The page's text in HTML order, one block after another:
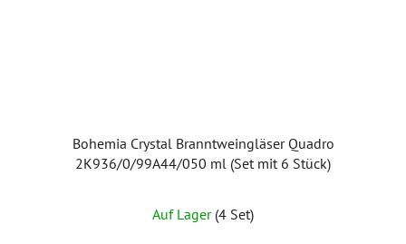
Bohemia Crystal Branntweingläser Quadro
2K936/0/99A44/050 ml (Set mit 6 Stück)
Auf Lager (4 Set)